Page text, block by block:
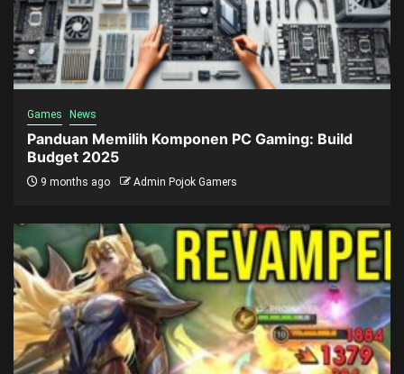
Games News
Panduan Memilih Komponen PC Gaming: Build
Budget 2025
9 months ago Admin Pojok Gamers